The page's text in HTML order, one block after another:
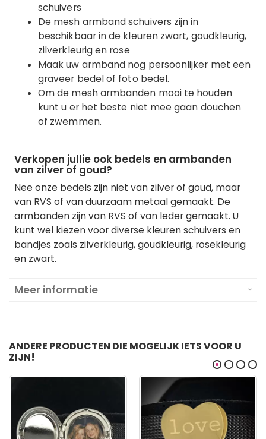
schuivers
De mesh armband schuivers zijn in
beschikbaar in de kleuren zwart, goudkleurig,
zilverkleurig en rose
Maak uw armband nog persoonlijker met een
graveer bedel of foto bedel.
Om de mesh armbanden mooi te houden
kunt u er het beste niet mee gaan douchen
of zwemmen.
Verkopen jullie ook bedels en armbanden
van zilver of goud?
Nee onze bedels zijn niet van zilver of goud, maar
van RVS of van duurzaam metaal gemaakt. De
armbanden zijn van RVS of van leder gemaakt. U
kunt wel kiezen voor diverse kleuren schuivers en
bandjes zoals zilverkleurig, goudkleurig, rosekleurig
en zwart.
Meer informatie
ANDERE PRODUCTEN DIE MOGELIJK IETS VOOR U
ZIJN!